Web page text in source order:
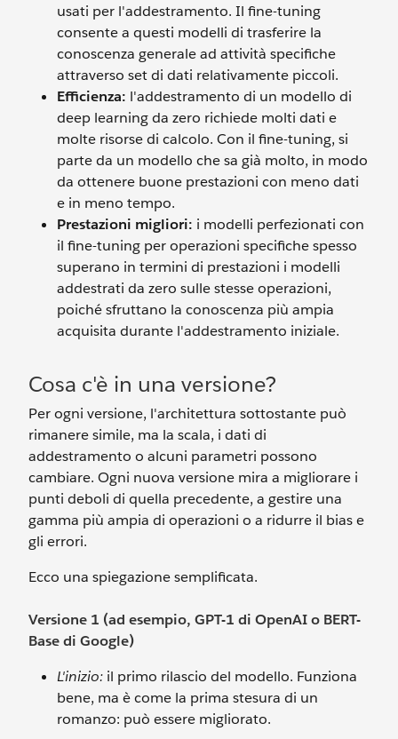
usati per l'addestramento. Il fine-tuning
consente a questi modelli di trasferire la
conoscenza generale ad attività specifiche
attraverso set di dati relativamente piccoli.
Efficienza: l'addestramento di un modello di
deep learning da zero richiede molti dati e
molte risorse di calcolo. Con il fine-tuning, si
parte da un modello che sa già molto, in modo
da ottenere buone prestazioni con meno dati
e in meno tempo.
Prestazioni migliori: i modelli perfezionati con
il fine-tuning per operazioni specifiche spesso
superano in termini di prestazioni i modelli
addestrati da zero sulle stesse operazioni,
poiché sfruttano la conoscenza più ampia
acquisita durante l'addestramento iniziale.
Cosa c'è in una versione?
Per ogni versione, l'architettura sottostante può
rimanere simile, ma la scala, i dati di
addestramento o alcuni parametri possono
cambiare. Ogni nuova versione mira a migliorare i
punti deboli di quella precedente, a gestire una
gamma più ampia di operazioni o a ridurre il bias e
gli errori.
Ecco una spiegazione semplificata.
Versione 1 (ad esempio, GPT-1 di OpenAI o BERT-
Base di Google)
L'inizio: il primo rilascio del modello. Funziona
bene, ma è come la prima stesura di un
romanzo: può essere migliorato.